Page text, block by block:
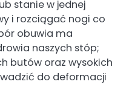
stanie w jednej
i rozciągać nogi co
obuwia ma
naszych stóp;
butów oraz wysokich
do deformacji